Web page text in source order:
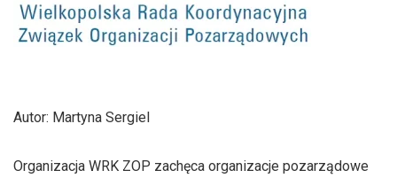
Autor: Martyna Sergiel
Organizacja WRK ZOP zachęca organizacje pozarządowe